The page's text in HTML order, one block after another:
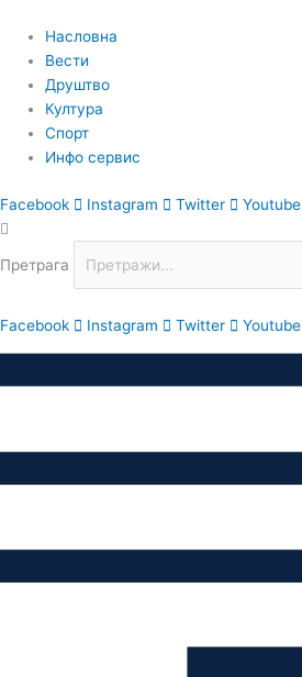
садржај
Насловна
Вести
Друштво
Култура
Спорт
Инфо сервис
Facebook Instagram Twitter Youtube
Претрага
Facebook Instagram Twitter Youtube